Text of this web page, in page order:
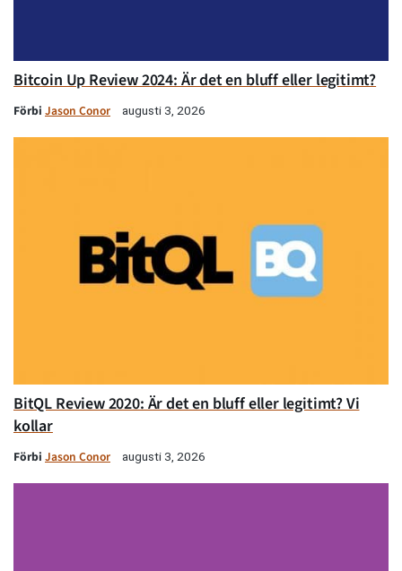
Bitcoin Up Review 2024: Är det en bluff eller legitimt?
Förbi Jason Conor augusti 3, 2026
BitQL Review 2020: Är det en bluff eller legitimt? Vi
kollar
Förbi Jason Conor augusti 3, 2026